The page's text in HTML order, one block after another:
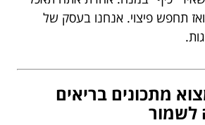
ואז תחפש פיצוי. אנחנו בעסק של
מתכונים בריאים
לשמור